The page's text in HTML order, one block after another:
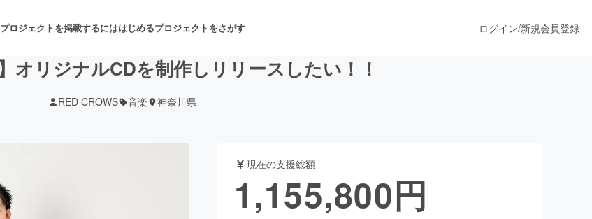
プロジェクトを掲載するにははじめるプロジェクトをさがす
舞台・パフォーマンス
・サービス開発 ファッション
ログイン/新規会員登録
オリジナルCDを制作しリリースしたい！！
RED CROWS 音楽 神奈川県
現在の支援総額
1,155,800円